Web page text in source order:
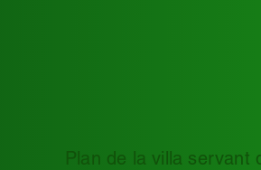
Plan de la villa servant